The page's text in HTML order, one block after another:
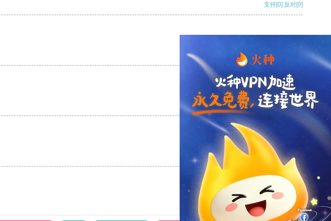
支持[0] 反对[0]
支持
支持[0] 反对[0]
支持[0] 反对[0]